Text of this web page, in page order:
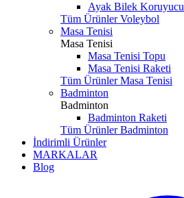
Ayak Bilek Koruyucu
Tüm Ürünler Voleybol
Masa Tenisi
Masa Tenisi
Masa Tenisi Topu
Masa Tenisi Raketi
Tüm Ürünler Masa Tenisi
Badminton
Badminton
Badminton Raketi
Tüm Ürünler Badminton
İndirimli Ürünler
MARKALAR
Blog